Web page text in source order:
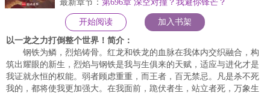
最新章节： 第696章 深空对撞？我避你锋芒？
开始阅读 加入书架
以一龙之力打倒整个世界！简介：
钢铁为鳞，烈焰铸骨。红龙和铁龙的血脉在我体内交织融合，构
筑出耀眼的新生，烈焰与钢铁是我与生俱来的天赋，适应与进化才是
我证就永恒的权能。弱者顾虑重重，而王者，百无禁忌。凡是杀不死
我的，都将使我更加强大。在我面前，跪伏者生，站立者死，万象生